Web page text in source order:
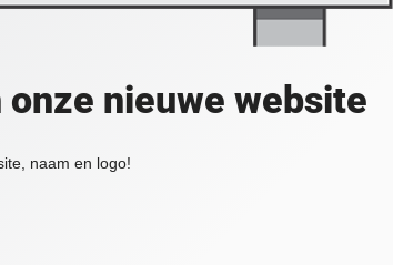
nieuwe website
naam en logo!